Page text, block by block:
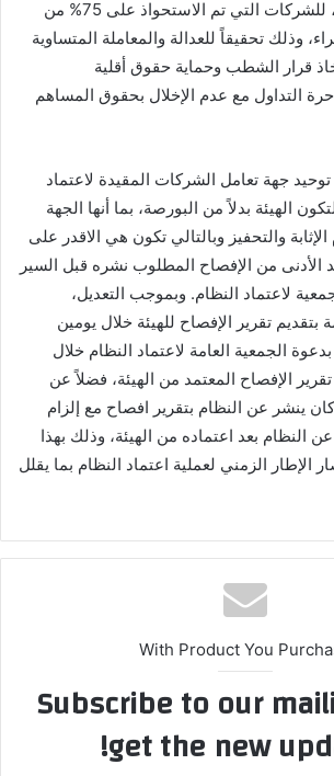
وردها كقرار للجمعية، للشركات التي تم الاستحواذ على 75% من
وذلك تحقيقاً للعدالة والمعاملة المتساوية
قرار الشطب وحماية حقوق أقلية
التداول مع عدم الإخلال بحقوق المساهم
جهة تعامل الشركات المقيدة لاعتماد
الهيئة بدلاً من البورصة، بما أنها الجهة
والتحفيز وبالتالي تكون هي الاقدر على
الأدنى من الإفصاح المطلوب نشره قبل السير
لاعتماد النظام. وبموجب التعديل،
تقرير الإفصاح للهيئة خلال يومين
الجمعية العامة لاعتماد النظام خلال
الإفصاح المعتمد من الهيئة، فضلاً عن
ينشر عن النظام بتقرير افصاح مع إلزام
بعد اعتماده من الهيئة، وذلك بهذا
الإطار الزمني لعملية اعتماد النظام بما يقلل
With Product You
Subscribe to our
get the new